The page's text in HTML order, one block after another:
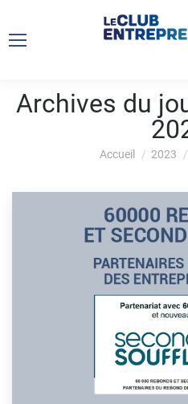
Archives du
Vous êtes ici :
Accueil 2023